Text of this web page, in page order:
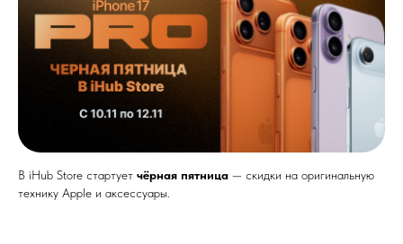
В iHub Store стартует чёрная пятница — скидки на оригинальную
технику Apple и аксессуары.